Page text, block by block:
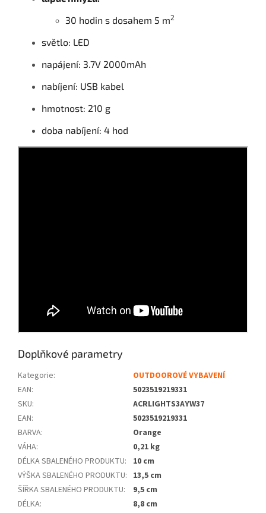
30 hodin s dosahem 5 m2
světlo: LED
napájení: 3.7V 2000mAh
nabíjení: USB kabel
hmotnost: 210 g
doba nabíjení: 4 hod
Doplňkové parametry
Kategorie:
OUTDOOROVÉ VYBAVENÍ
EAN:
5023519219331
SKU:
ACRLIGHTS3AYW37
EAN:
5023519219331
BARVA:
Orange
VÁHA:
0,21 kg
DÉLKA SBALENÉHO PRODUKTU:
10 cm
VÝŠKA SBALENÉHO PRODUKTU: 13,5 cm
ŠÍŘKA SBALENÉHO PRODUKTU:
9,5 cm
DÉLKA:
8,8 cm